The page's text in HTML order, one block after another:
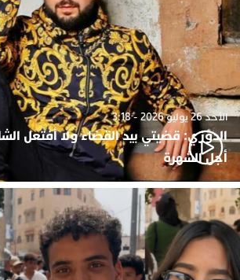
الأحد 26 يوليو 2026 - 3:18
الدوزي: قضيتي بيد القضاء ولا أفتعل
أجل الشهرة